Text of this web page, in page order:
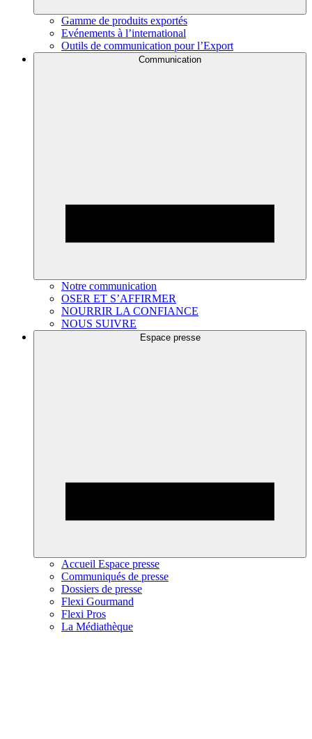
Gamme de produits exportés
Evénements à l’international
Outils de communication pour l’Export
Communication
Notre communication
OSER ET S’AFFIRMER
NOURRIR LA CONFIANCE
NOUS SUIVRE
Espace presse
Accueil Espace presse
Communiqués de presse
Dossiers de presse
Flexi Gourmand
Flexi Pros
La Médiathèque